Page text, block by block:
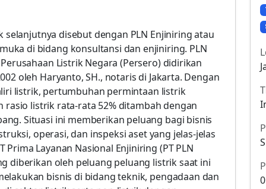
selanjutnya disebut dengan PLN Enjiniring atau
di bidang konsultansi dan enjiniring. PLN
Listrik Negara (Persero) didirikan
oleh Haryanto, SH., notaris di Jakarta. Dengan
listrik, pertumbuhan permintaan listrik
listrik rata-rata 52% ditambah dengan
Situasi ini memberikan peluang bagi bisnis
operasi, dan inspeksi aset yang jelas-jelas
Layanan Nasional Enjiniring (PT PLN
diberikan oleh peluang peluang listrik saat ini
bisnis di bidang teknik, pengadaan dan